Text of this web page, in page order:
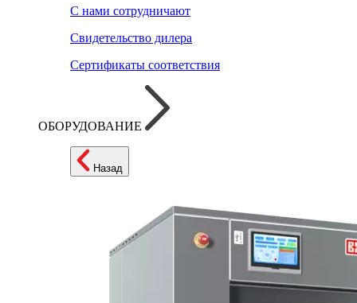
С нами сотрудничают
Свидетельство дилера
Сертификаты соответствия
ОБОРУДОВАНИЕ
Назад